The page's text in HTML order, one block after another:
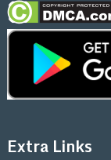
Extra Links